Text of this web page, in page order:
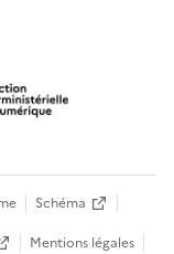
Schéma
Mentions légales